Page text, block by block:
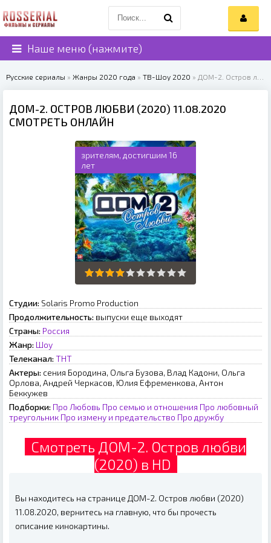
Наше меню (нажмите)
Русские сериалы » Жанры 2020 года » ТВ-Шоу 2020 » ДОМ-2. Остров любви (2020)
ДОМ-2. ОСТРОВ ЛЮБВИ (2020) 11.08.2020
СМОТРЕТЬ ОНЛАЙН
зрителям, достигшим 16
лет
Студии: Solaris Promo Production
Продолжительность: выпуски еще выходят
Страны: Россия
Жанр: Шоу
Телеканал: ТНТ
Актеры: сения Бородина, Ольга Бузова, Влад Кадони, Ольга
Орлова, Андрей Черкасов, Юлия Ефременкова, Антон
Беккужев
Подборки: Про Любовь Про семью и отношения Про любовный
треугольник Про измену и предательство Про дружбу
Смотреть ДОМ-2. Остров любви
(2020) в HD
Вы находитесь на странице ДОМ-2. Остров любви (2020)
11.08.2020, вернитесь на главную, что бы прочесть
описание кинокартины.